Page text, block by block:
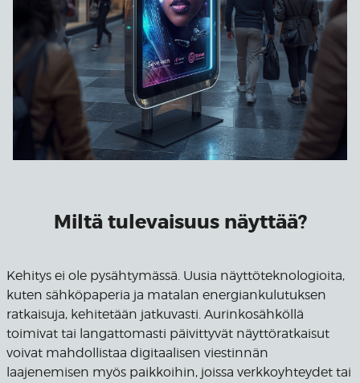
Miltä tulevaisuus näyttää?
Kehitys ei ole pysähtymässä. Uusia näyttöteknologioita,
kuten sähköpaperia ja matalan energiankulutuksen
ratkaisuja, kehitetään jatkuvasti. Aurinkosähköllä
toimivat tai langattomasti päivittyvät näyttöratkaisut
voivat mahdollistaa digitaalisen viestinnän
laajenemisen myös paikkoihin, joissa verkkoyhteydet tai